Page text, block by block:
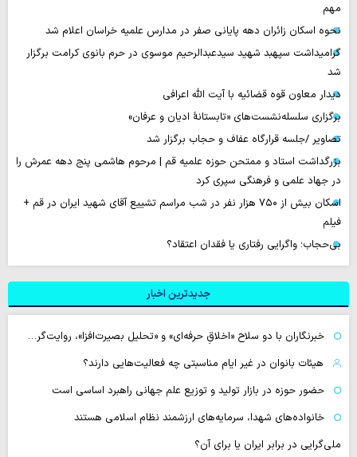
مهم
نحوه اسکان زائران دهه پایانی صفر در مدارس علمیه خراسان اعلام شد
گرامیداشت سپهبد شهید سیدعبدالرحیم موسوی در حرم بانوی کرامت برگزار
شد
دیدار معاون قوه قضائیه با آیت الله اعرافی
برگزاری سلسله‌نشست‌های «تابستانهٔ ادیان و عرفان»
تصاویر /جلسه قرارگاه عفاف و حجاب برگزار شد
بزرگداشت استاد و ممتحن حوزه علمیه قم | مرحوم هاشمی پنج دهه عمرش را
در جهاد علمی و فرهنگی سپری کرد
اسکان بیش از ۷۵۰ هزار نفر در شب مراسم تشییع آقای شهید ایران در قم +
فیلم
بی‌حجاب؛ واگرایی رفتاری یا فقدان اعتقاد؟
جدیدترین اخبار
خبرنگاران با دو سلاح «اخلاقِ حرفه‌ای» و «تحلیل بصیرت‌افزا»، روایت‌گر…
هیئات بانوان در غیر ایام مناسبتی چه فعالیت‌هایی دارند؟
حضور حوزه در بازار تولید و توزیع علم جهانی راهبرد اساسی است
خانواده‌های شهدا، سرمایه‌های ارزشمند نظام اسلامی هستند
ملی‌گرایی در برابر ایران یا برای آن؟